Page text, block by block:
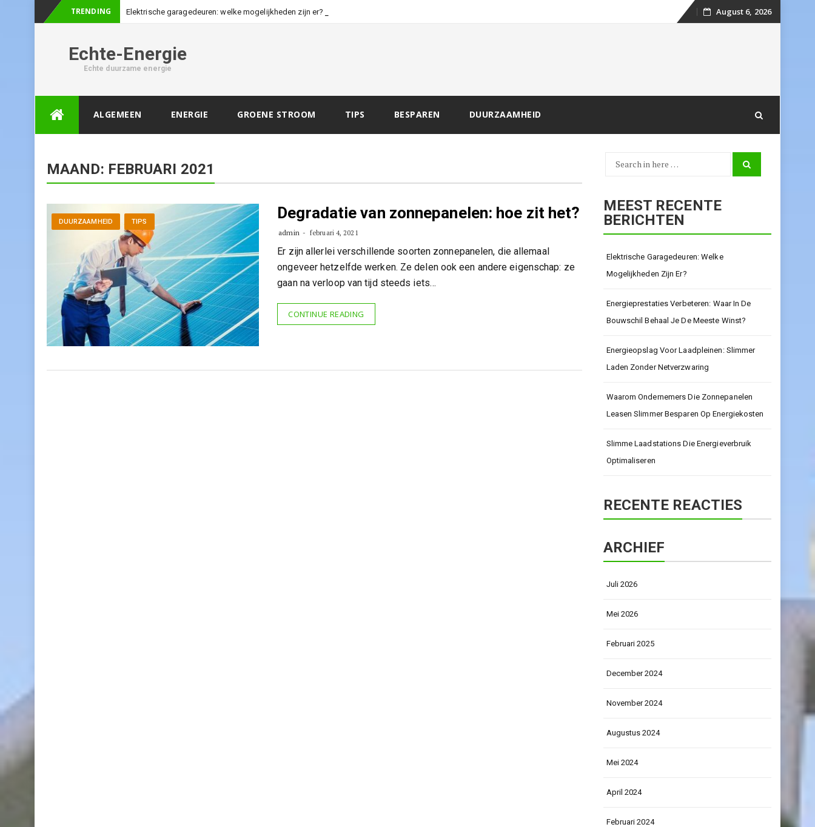
TRENDING Elektrische garagedeuren: welke mogelijkheden zijn er?
Skip
August 6, 2026
Echte-Energie
Echte duurzame energie
ALGEMEEN ENERGIE GROENE STROOM TIPS BESPAREN DUURZAAMHEID
MAAND: FEBRUARI 2021
DUURZAAMHEID TIPS Degradatie van zonnepanelen: hoe zit het?
admin februari 4, 2021
Er zijn allerlei verschillende soorten zonnepanelen, die allemaal
ongeveer hetzelfde werken. Ze delen ook een andere eigenschap: ze
gaan na verloop van tijd steeds iets…
CONTINUE READING
Search
MEEST RECENTE
BERICHTEN
Elektrische Garagedeuren: Welke
Mogelijkheden Zijn Er?
Energieprestaties Verbeteren: Waar In De
Bouwschil Behaal Je De Meeste Winst?
Energieopslag Voor Laadpleinen: Slimmer
Laden Zonder Netverzwaring
Waarom Ondernemers Die Zonnepanelen
Leasen Slimmer Besparen Op Energiekosten
Slimme Laadstations Die Energieverbruik
Optimaliseren
RECENTE REACTIES
ARCHIEF
Juli 2026
Mei 2026
Februari 2025
December 2024
November 2024
Augustus 2024
Mei 2024
April 2024
Februari 2024